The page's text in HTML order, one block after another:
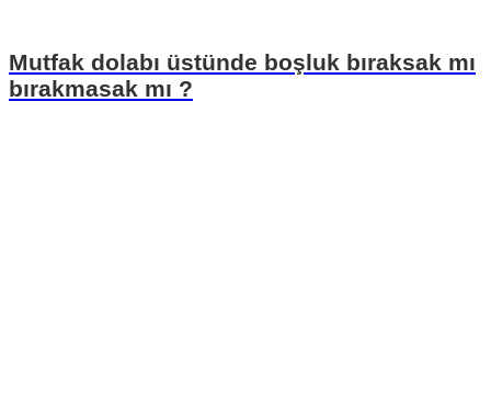
Mutfak dolabı üstünde boşluk bıraksak mı
bırakmasak mı ?